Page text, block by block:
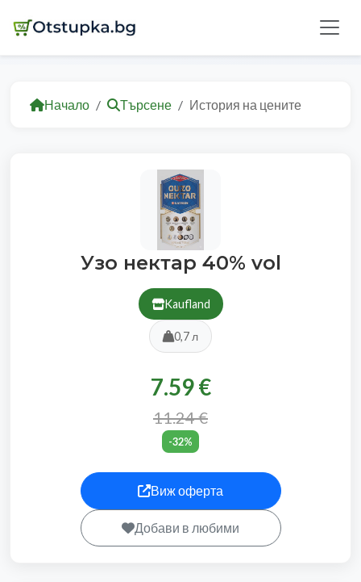
Начало Търсене История на цените
Узо нектар 40% vol
Kaufland
0,7 л
7.59 €
11.24 €
-32%
Виж оферта
Добави в любими